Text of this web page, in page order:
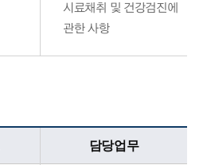
시료채취 및 건강검진에
관한 사항
담당업무